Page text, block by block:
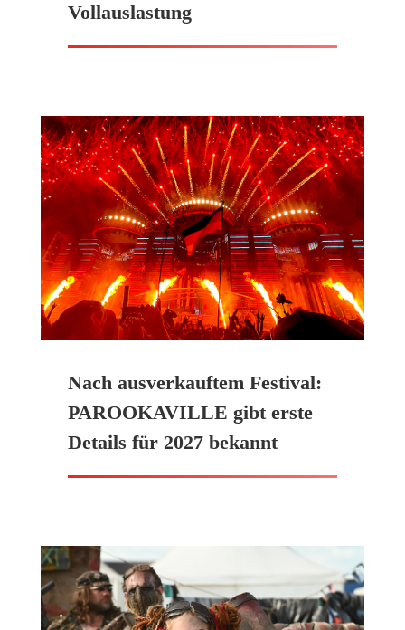
Vollauslastung
Nach ausverkauftem Festival:
PAROOKAVILLE gibt erste
Details für 2027 bekannt